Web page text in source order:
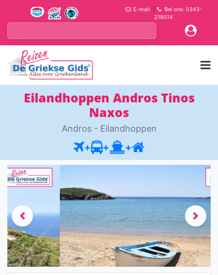
E-mail
Bel ons: 0343-
218014
Eilandhoppen Andros Tinos
Naxos
Andros - Eilandhoppen
+ + +
Previous Next